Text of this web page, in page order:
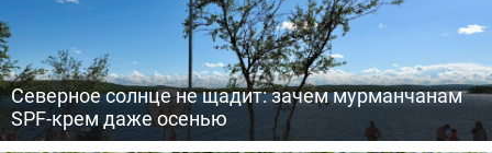
Северное солнце не щадит: зачем мурманчанам
SPF-крем даже осенью